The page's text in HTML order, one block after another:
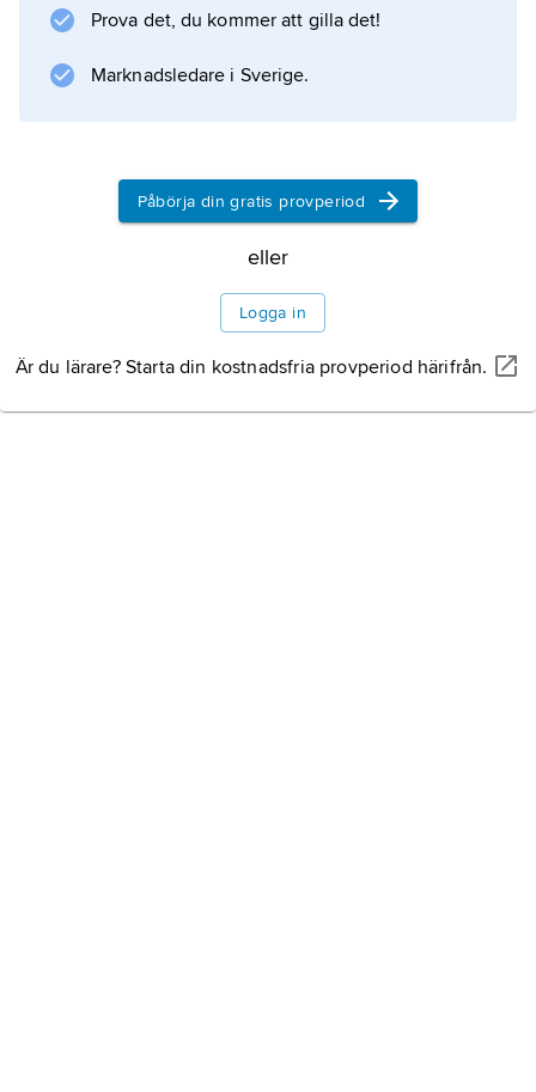
Litteraturanvisning
Prova det, du kommer att gilla det!
Marknadsledare i Sverige.
Påbörja din gratis provperiod
eller
Logga in
Är du lärare? Starta din kostnadsfria provperiod härifrån.